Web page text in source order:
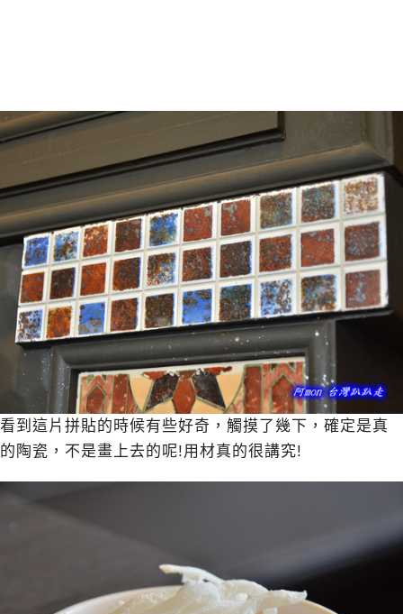
看到這片拼貼的時候有些好奇，觸摸了幾下，確定是真
的陶瓷，不是畫上去的呢!用材真的很講究!